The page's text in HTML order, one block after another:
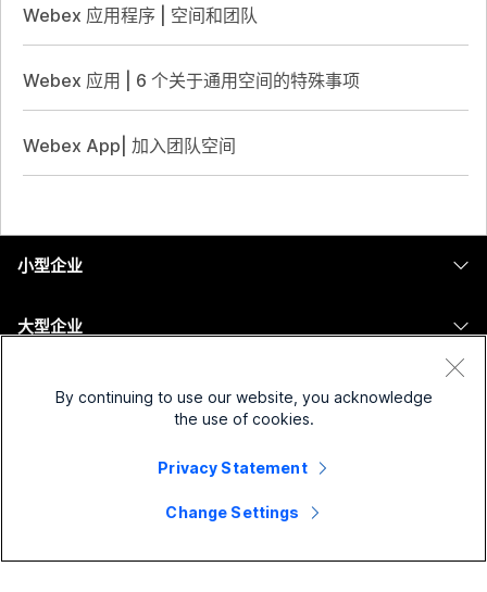
Webex 应用程序 | 空间和团队
Webex 应用 | 6 个关于通用空间的特殊事项
Webex App| 加入团队空间
小型企业
Meetings
消息传递
屏幕共享
大型企业
Calling
头戴式耳机
摄像头
Desk 系列
By continuing to use our website, you acknowledge
the use of cookies.
Privacy Statement
Change Settings